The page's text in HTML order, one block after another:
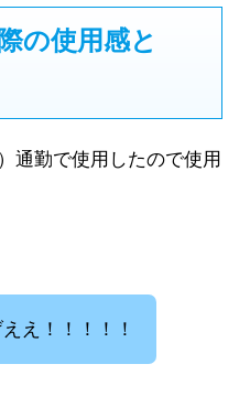
の使用感と
通勤で使用したので使用
え！！！！！